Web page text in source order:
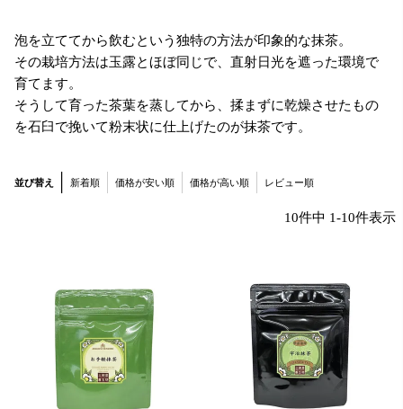
泡を立ててから飲むという独特の方法が印象的な抹茶。
その栽培方法は玉露とほぼ同じで、直射日光を遮った環境で
育てます。
そうして育った茶葉を蒸してから、揉まずに乾燥させたもの
を石臼で挽いて粉末状に仕上げたのが抹茶です。
並び替え 新着順 価格が安い順 価格が高い順 レビュー順
10件中 1-10件表示